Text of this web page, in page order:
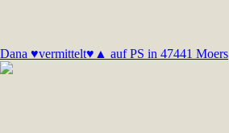
Dana ♥vermittelt♥▲ auf PS in 47441 Moers